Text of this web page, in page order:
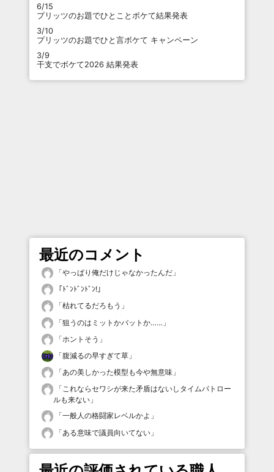
6/15
プリッツのお題でひとことボケて結果発表
3/10
プリッツのお題でひと言ボケて キャンペーン
3/9
干支でボケて2026 結果発表
最近のコメント
「やっぱり俺だけじゃなかったんだ 」
「 ﾄﾞﾝﾄﾞﾝﾄﾞﾝ! 」
「枯れてるだろもう 」
「狙うのはミットかバットか…… 」
「ホントそう 」
「腹減るの早すぎて草 」
「あの美しかった模型も今や無意味 」
「これならセワシが来た矛盾はないしタイムパトロー
ルも来ない 」
「一般人の格闘家レベルかよ 」
「ある意味で議員向いてない 」